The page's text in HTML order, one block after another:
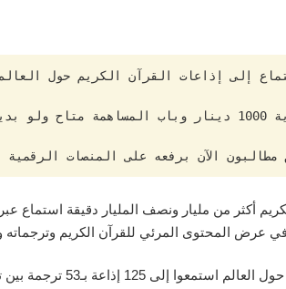
الآن برفعه على المنصات الرقمية
أكثر من مليار ونصف المليار دقيقة استماع
المحتوى المرئي للقرآن الكريم وترجماته
وتابع: استمع إلى هذا الرقم الكبير